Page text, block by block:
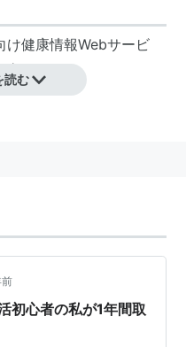
け健康情報Webサービ
向け。
読む
前
初心者の私が1年間取